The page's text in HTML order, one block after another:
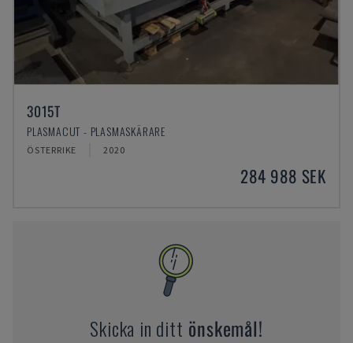
3015T
PLASMACUT - PLASMASKÄRARE
ÖSTERRIKE 2020
284 988 SEK
Skicka in ditt önskemål!